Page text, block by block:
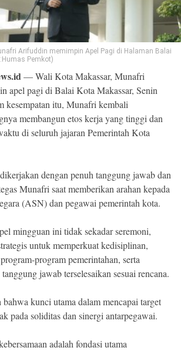
Arifuddin memimpin Apel Pagi di Halaman Balai
Pemkot)
— Wali Kota Makassar, Munafri
apel pagi di Balai Kota Makassar, Senin
kesempatan itu, Munafri kembali
membangun etos kerja yang tinggi dan
di seluruh jajaran Pemerintah Kota
dengan penuh tanggung jawab dan
Munafri saat memberikan arahan kepada
(ASN) dan pegawai pemerintah kota.
mingguan ini tidak sekadar seremoni,
untuk memperkuat kedisiplinan,
program pemerintahan, serta
jawab terselesaikan sesuai rencana.
kunci utama dalam mencapai target
pada soliditas dan sinergi antarpegawai.
adalah fondasi utama